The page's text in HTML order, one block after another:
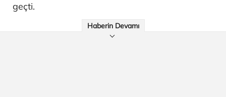
geçti.
Haberin Devamı